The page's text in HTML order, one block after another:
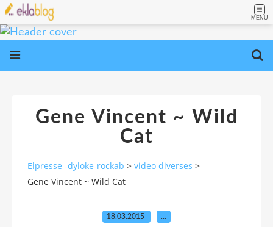
MENU
Gene Vincent ~ Wild
Cat
Elpresse -dyloke-rockab > video diverses >
Gene Vincent ~ Wild Cat
18.03.2015 …